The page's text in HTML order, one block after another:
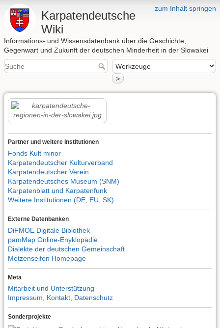
zum Inhalt springen
Karpatendeutsche
Wiki
Informations- und Wissensdatenbank über die Geschichte,
Gegenwart und Zukunft der deutschen Minderheit in der Slowakei
>
Partner und weitere Institutionen
Fonds Kult minor
Karpatendeutscher Kulturverband
Karpatendeutscher Verein
Karpatendeutsches Museum (SNM)
Karpatenblatt und Karpatenfunk
Weitere Institutionen (DE, EU, SK)
Externe Datenbanken
DiFMOE Digitale Biblothek
pamMap Online-Enyklopädie
Dialekte der deutschen Gemeinschaft
Metzenseifen Homepage
Meta
Mitarbeit und Unterstützung
Impressum, Kontakt, Datenschutz
Sonderprojekte